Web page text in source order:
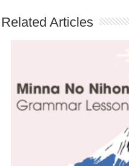
Related Articles